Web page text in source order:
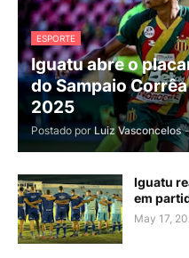
ESPORTE
Iguatu abre o
do Sampaio
2025
Postado por Luiz Vasconcelos -
Iguatu
em
May 17,